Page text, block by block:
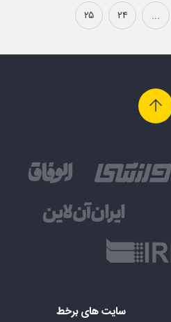
... ۲۴ ۲۵
سایت های برخط